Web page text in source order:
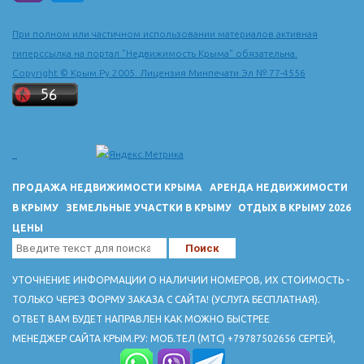
При полном или частичном использовании материалов активная
гиперссылка на портал "Недвижимость Крыма" обязательна.
Copyright © Крым.Ру 2005. Лицензия Минпечати Эл № 77-4556
ПРОДАЖА НЕДВИЖИМОСТИ КРЫМА
АРЕНДА НЕДВИЖИМОСТИ
В КРЫМУ
ЗЕМЕЛЬНЫЕ УЧАСТКИ В КРЫМУ
ОТДЫХ В КРЫМУ 2026
ЦЕНЫ
УТОЧНЕНИЕ ИНФОРМАЦИИ О НАЛИЧИИ НОМЕРОВ, ИХ СТОИМОСТЬ -
ТОЛЬКО ЧЕРЕЗ ФОРМУ ЗАКАЗА С САЙТА! (УСЛУГА БЕСПЛАТНАЯ).
ОТВЕТ ВАМ БУДЕТ НАПРАВЛЕН КАК МОЖНО БЫСТРЕЕ
МЕНЕДЖЕР САЙТА КРЫМ.РУ: МОБ.ТЕЛ (МТС) +79787502656 СЕРГЕЙ,